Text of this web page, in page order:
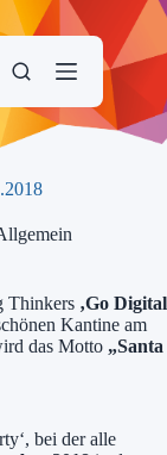
Thinkers ‚Go Digital
Kantine am
das Motto „Santa
bei der alle